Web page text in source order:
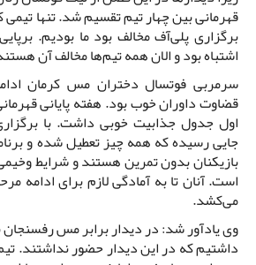
قهرمانی بین چهار تیم تقسیم شد. تنها
برگزاری پلی‌آف مخالف بود ما بودیم.
اشتباه بود و الان همه تیم‌ها مخالف آن
سرمربی فوتسال دختران مس کرمان
قضاوت داوران خوب بود. هفته پایانی
اول جدول جذابیت خوبی داشت. با
جایی رسیده که همه چیز تعطیل شده و
بازیکنان بدون تمرین هستند و شرایط
است. آنان تا به آمادگی لازم برای ادامه
می‌کشد.
وی یادآور شد: در دیدار برابر مس
داشتیم که در این دیدار حضور نداشتند.